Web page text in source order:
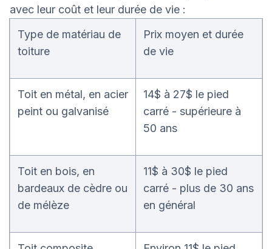
avec leur coût et leur durée de vie :
Type de matériau de
toiture
Prix moyen et durée
de vie
Toit en métal, en acier
peint ou galvanisé
14$ à 27$ le pied
carré - supérieure à
50 ans
Toit en bois, en
bardeaux de cèdre ou
de mélèze
11$ à 30$ le pied
carré - plus de 30 ans
en général